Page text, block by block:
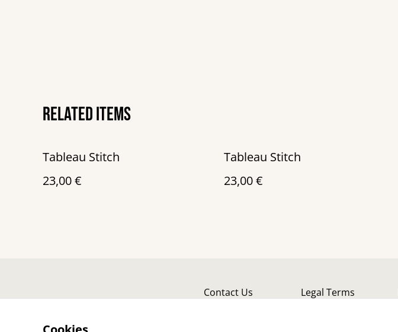
Related items
Tableau Stitch
23,00 €
Tableau Stitch
23,00 €
Contact Us Legal Terms